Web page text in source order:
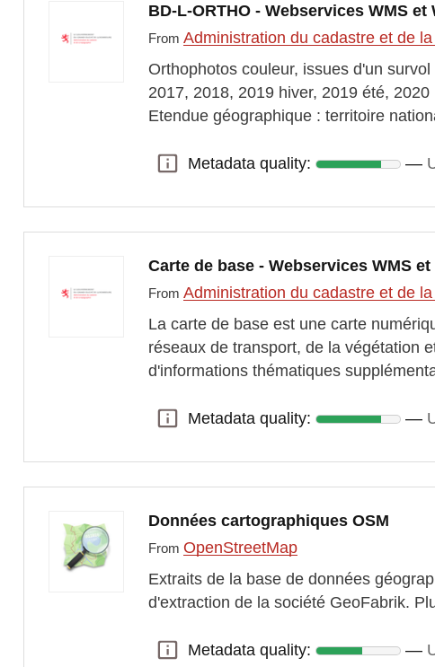
BD-L-ORTHO - Webservices WMS et
From Administration du cadastre et de
Orthophotos couleur, issues d'un
2017, 2018, 2019 hiver, 2019 été,
Etendue géographique : territoire
Metadata quality:
Metadata quality:
Carte de base - Webservices WMS et
From Administration du cadastre et de
La carte de base est une carte
réseaux de transport, de la végétation
d'informations thématiques
Metadata quality:
Metadata quality:
Données cartographiques OSM
From OpenStreetMap
Extraits de la base de données
d'extraction de la société GeoFabrik.
Metadata quality:
Metadata quality: